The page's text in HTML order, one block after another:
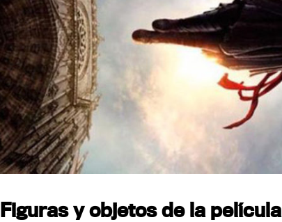
Figuras y objetos de la película